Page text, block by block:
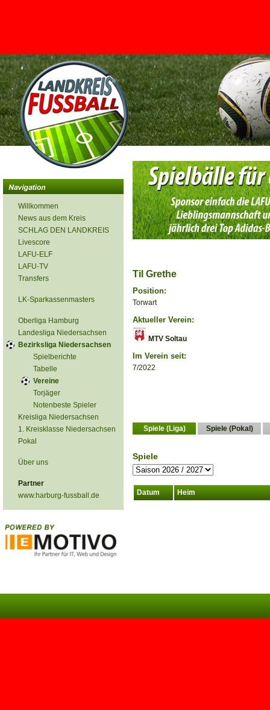
<
Willkommen
News aus dem Kreis
SCHLAG DEN LANDKREIS
Livescore
LAFU-ELF
LAFU-TV
Transfers
LK-Sparkassenmasters
Oberliga Hamburg
Landesliga Niedersachsen
Bezirksliga Niedersachsen
Spielberichte
Tabelle
Vereine
Torjäger
Notenbeste Spieler
Kreisliga Niedersachsen
1. Kreisklasse Niedersachsen
Pokal
Über uns
Partner
www.harburg-fussball.de
Til Grethe
Position:
Torwart
Aktueller Verein:
MTV Soltau
Im Verein seit:
7/2022
Spiele (Liga) Spiele (Pokal)
Spiele
Datum Heim